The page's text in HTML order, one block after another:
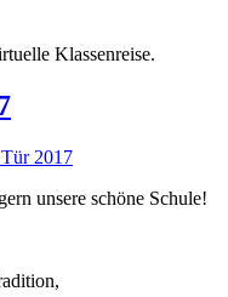
Klassenreise.
2017
unsere schöne Schule!